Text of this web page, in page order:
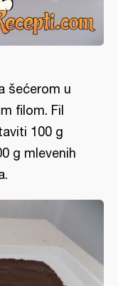
šećerom u
filom. Fil
100 g
g mlevenih